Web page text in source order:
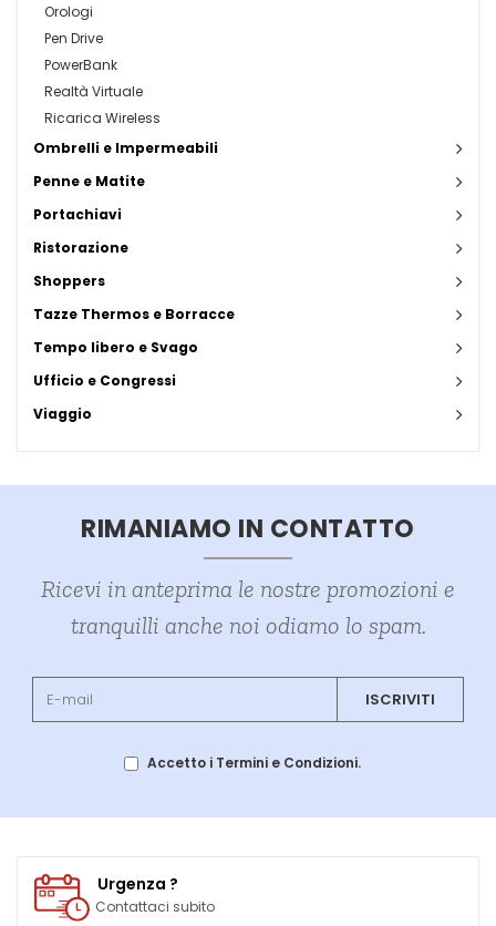
Orologi
Pen Drive
PowerBank
Realtà Virtuale
Ricarica Wireless
Ombrelli e Impermeabili
Penne e Matite
Portachiavi
Ristorazione
Shoppers
Tazze Thermos e Borracce
Tempo libero e Svago
Ufficio e Congressi
Viaggio
RIMANIAMO IN CONTATTO
Ricevi in anteprima le nostre promozioni e
tranquilli anche noi odiamo lo spam.
ISCRIVITI
Accetto i Termini e Condizioni.
Urgenza ?
Contattaci subito